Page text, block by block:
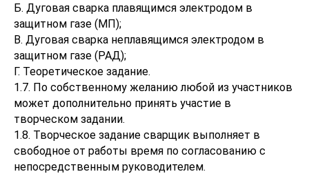
Б. Дуговая сварка плавящимся электродом в
защитном газе (МП);
В. Дуговая сварка неплавящимся электродом в
защитном газе (РАД);
Г. Теоретическое задание.
1.7. По собственному желанию любой из участников
может дополнительно принять участие в
творческом задании.
1.8. Творческое задание сварщик выполняет в
свободное от работы время по согласованию с
непосредственным руководителем.